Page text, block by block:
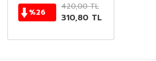
%26
420,00TL
310,80 TL